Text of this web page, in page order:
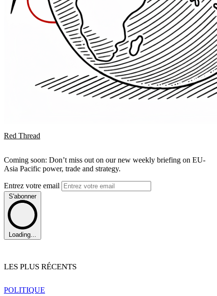
Red Thread
Coming soon: Don’t miss out on our new weekly briefing on EU-
Asia Pacific power, trade and strategy.
Entrez votre email
S'abonner
Loading...
LES PLUS RÉCENTS
POLITIQUE